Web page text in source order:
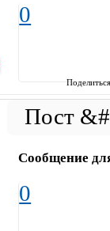
0
Сообщение
0